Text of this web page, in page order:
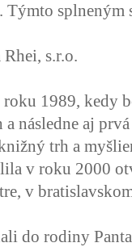
splneným
s.r.o.
roku 1989, kedy
následne aj
trh a
v roku 2000
v
do rodiny